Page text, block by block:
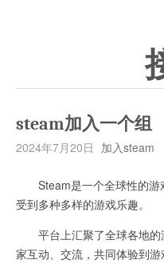
steam加入一个组
2024年7月20日 加入steam
Steam是一个全球性的游
受到多种多样的游戏乐趣。
平台上汇聚了全球各地的
家互动、交流，共同体验到游